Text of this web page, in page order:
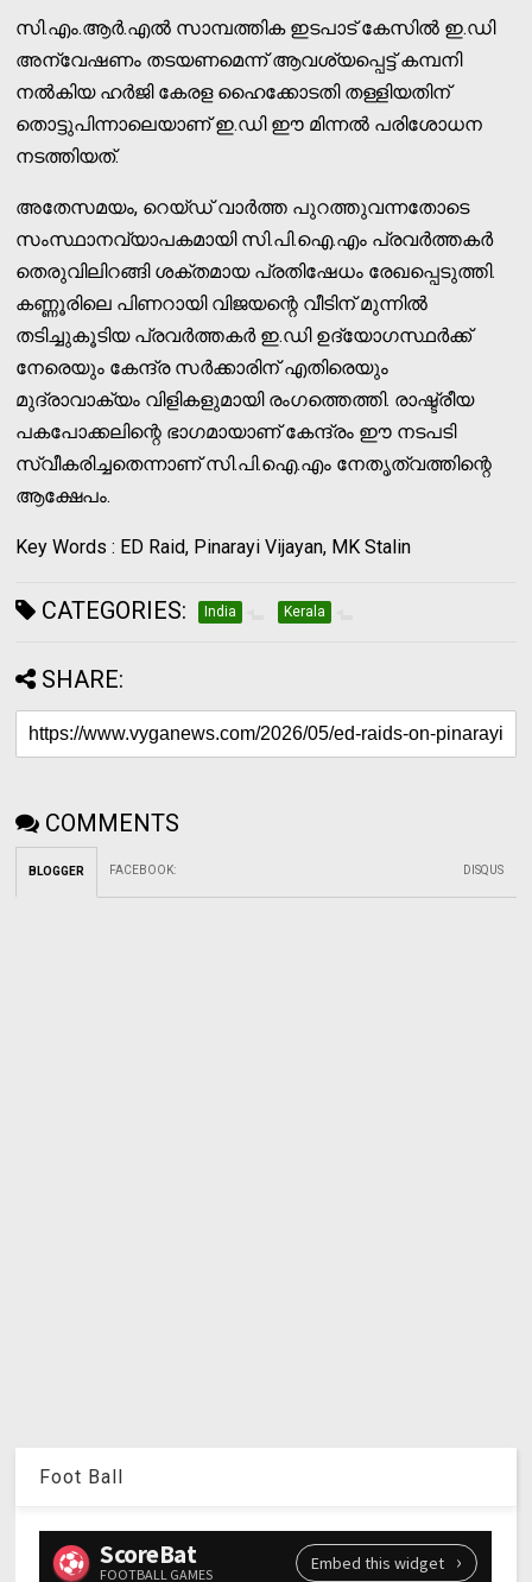
സി.എം.ആർ.എൽ സാമ്പത്തിക ഇടപാട് കേസിൽ ഇ.ഡി
അന്വേഷണം തടയണമെന്ന് ആവശ്യപ്പെട്ട് കമ്പനി
നൽകിയ ഹർജി കേരള ഹൈക്കോടതി തള്ളിയതിന്
തൊട്ടുപിന്നാലെയാണ് ഇ.ഡി ഈ മിന്നൽ പരിശോധന
നടത്തിയത്.
അതേസമയം, റെയ്ഡ് വാർത്ത പുറത്തുവന്നതോടെ
സംസ്ഥാനവ്യാപകമായി സി.പി.ഐ.എം പ്രവർത്തകർ
തെരുവിലിറങ്ങി ശക്തമായ പ്രതിഷേധം രേഖപ്പെടുത്തി.
കണ്ണൂരിലെ പിണറായി വിജയന്റെ വീടിന് മുന്നിൽ
തടിച്ചുകൂടിയ പ്രവർത്തകർ ഇ.ഡി ഉദ്യോഗസ്ഥർക്ക്
നേരെയും കേന്ദ്ര സർക്കാരിന് എതിരെയും
മുദ്രാവാക്യം വിളികളുമായി രംഗത്തെത്തി. രാഷ്ട്രീയ
പകപോക്കലിന്റെ ഭാഗമായാണ് കേന്ദ്രം ഈ നടപടി
സ്വീകരിച്ചതെന്നാണ് സി.പി.ഐ.എം നേതൃത്വത്തിന്റെ
ആക്ഷേപം.
Key Words : ED Raid, Pinarayi Vijayan, MK Stalin
CATEGORIES: India Kerala
SHARE:
COMMENTS
BLOGGER FACEBOOK: DISQUS
Foot Ball